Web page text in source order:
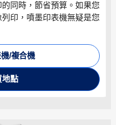
同時，節省預算。如果您
印，噴墨印表機無疑是您
/複合機
地點